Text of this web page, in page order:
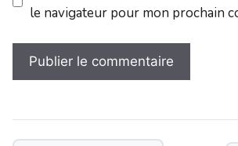
le navigateur pour mon prochain